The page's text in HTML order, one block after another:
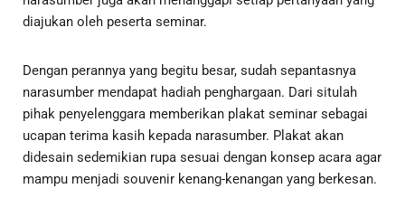
diajukan oleh peserta seminar.
Dengan perannya yang begitu besar, sudah sepantasnya
narasumber mendapat hadiah penghargaan. Dari situlah
pihak penyelenggara memberikan plakat seminar sebagai
ucapan terima kasih kepada narasumber. Plakat akan
didesain sedemikian rupa sesuai dengan konsep acara agar
mampu menjadi souvenir kenang-kenangan yang berkesan.